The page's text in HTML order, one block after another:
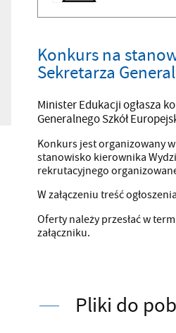
Konkurs na
Sekretarza
Minister Edukacji ogłasza
Generalnego Szkół
Konkurs jest organizowany
stanowisko kierownika
rekrutacyjnego
W załączeniu treść
Oferty należy przesłać w
załączniku.
Pliki do